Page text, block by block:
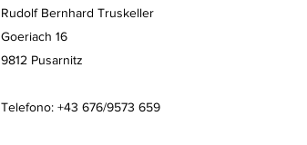
Rudolf Bernhard Truskeller
Goeriach 16
9812 Pusarnitz
Telefono: +43 676/9573 659